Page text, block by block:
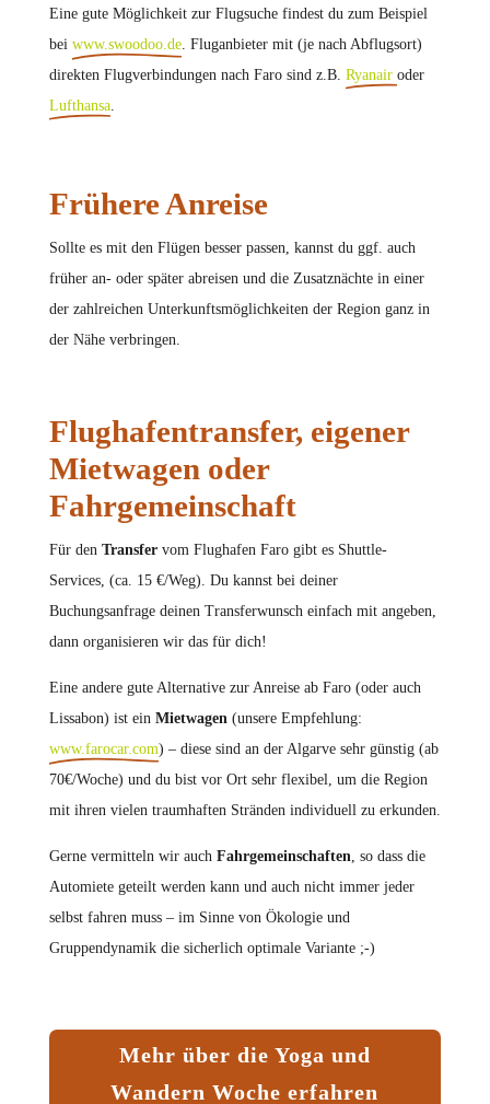
Eine gute Möglichkeit zur Flugsuche findest du zum Beispiel
bei www.swoodoo.de. Fluganbieter mit (je nach Abflugsort)
direkten Flugverbindungen nach Faro sind z.B. Ryanair oder
Lufthansa.
Frühere Anreise
Sollte es mit den Flügen besser passen, kannst du ggf. auch
früher an- oder später abreisen und die Zusatznächte in einer
der zahlreichen Unterkunftsmöglichkeiten der Region ganz in
der Nähe verbringen.
Flughafentransfer, eigener
Mietwagen oder
Fahrgemeinschaft
Für den Transfervom Flughafen Faro gibt es Shuttle-
Services, (ca. 15 €/Weg). Du kannst bei deiner
Buchungsanfrage deinen Transferwunsch einfach mit angeben,
dann organisieren wir das für dich!
Eine andere gute Alternative zur Anreise ab Faro (oder auch
Lissabon) ist ein Mietwagen(unsere Empfehlung:
www.farocar.com) – diese sind an der Algarve sehr günstig (ab
70€/Woche) und du bist vor Ort sehr flexibel, um die Region
mit ihren vielen traumhaften Stränden individuell zu erkunden.
Gerne vermitteln wir auch Fahrgemeinschaften, so dass die
Automiete geteilt werden kann und auch nicht immer jeder
selbst fahren muss – im Sinne von Ökologie und
Gruppendynamik die sicherlich optimale Variante ;-)
Mehr über die Yoga und
Wandern Woche erfahren